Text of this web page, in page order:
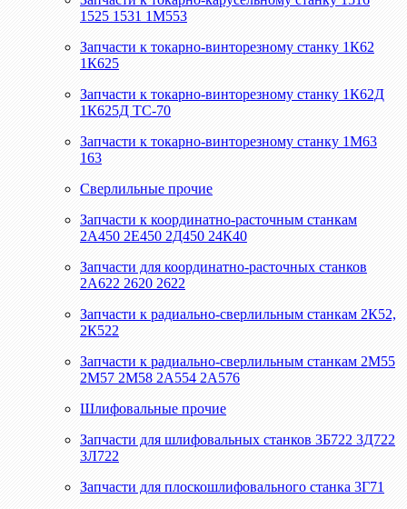
1525 1531 1М553
Запчасти к токарно-винторезному станку 1К62
1К625
Запчасти к токарно-винторезному станку 1К62Д
1К625Д ТС-70
Запчасти к токарно-винторезному станку 1М63
163
Сверлильные прочие
Запчасти к координатно-расточным станкам
2А450 2Е450 2Д450 24К40
Запчасти для координатно-расточных станков
2А622 2620 2622
Запчасти к радиально-сверлильным станкам 2К52,
2К522
Запчасти к радиально-сверлильным станкам 2М55
2М57 2М58 2А554 2А576
Шлифовальные прочие
Запчасти для шлифовальных станков 3Б722 3Д722
3Л722
Запчасти для плоскошлифовального станка 3Г71